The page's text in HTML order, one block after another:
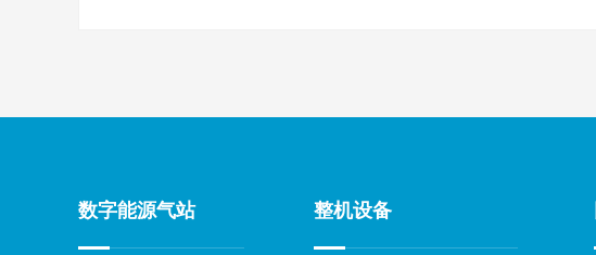
数字能源气站 整机设备